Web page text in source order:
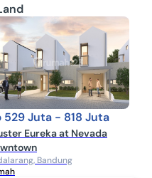
529 Juta - 818 Juta
Eureka at Nevada
Bandung